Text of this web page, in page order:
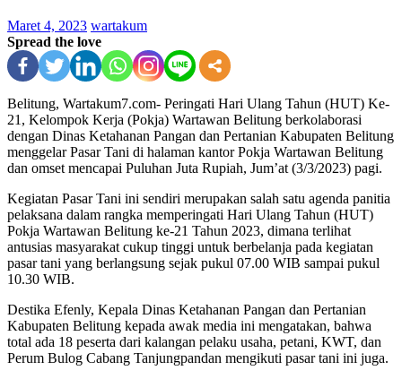
Maret 4, 2023 wartakum
Spread the love
Belitung, Wartakum7.com- Peringati Hari Ulang Tahun (HUT) Ke-
21, Kelompok Kerja (Pokja) Wartawan Belitung berkolaborasi
dengan Dinas Ketahanan Pangan dan Pertanian Kabupaten Belitung
menggelar Pasar Tani di halaman kantor Pokja Wartawan Belitung
dan omset mencapai Puluhan Juta Rupiah, Jum’at (3/3/2023) pagi.
Kegiatan Pasar Tani ini sendiri merupakan salah satu agenda panitia
pelaksana dalam rangka memperingati Hari Ulang Tahun (HUT)
Pokja Wartawan Belitung ke-21 Tahun 2023, dimana terlihat
antusias masyarakat cukup tinggi untuk berbelanja pada kegiatan
pasar tani yang berlangsung sejak pukul 07.00 WIB sampai pukul
10.30 WIB.
Destika Efenly, Kepala Dinas Ketahanan Pangan dan Pertanian
Kabupaten Belitung kepada awak media ini mengatakan, bahwa
total ada 18 peserta dari kalangan pelaku usaha, petani, KWT, dan
Perum Bulog Cabang Tanjungpandan mengikuti pasar tani ini juga.